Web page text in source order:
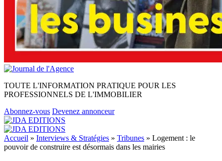
TOUTE L'INFORMATION PRATIQUE POUR LES
PROFESSIONNELS DE L'IMMOBILIER
Abonnez-vous Devenez annonceur
Accueil » Interviews & Stratégies » Tribunes » Logement : le
pouvoir de construire est désormais dans les mairies